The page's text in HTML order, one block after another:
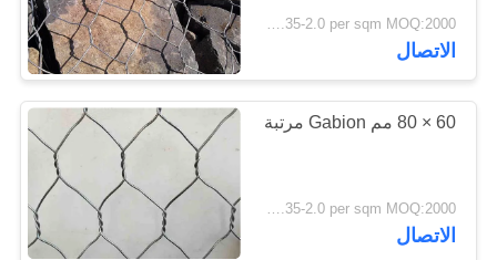
شاشة نافذة شبكية
14
USD 1.35-2.0 per sqm MOQ:2000 متر مربع
الاتصال
60 × 80 مم Gabion مرتبة
USD 1.35-2.0 per sqm MOQ:2000 متر مربع
الاتصال